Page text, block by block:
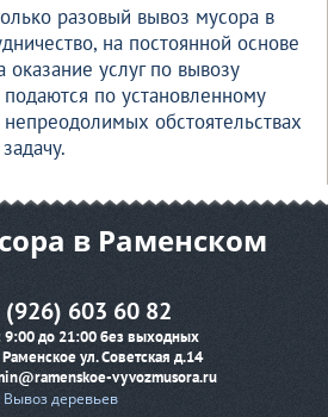
разовый вывоз мусора в
на постоянной основе
услуг по вывозу
по установленному
непреодолимых обстоятельствах
в Раменском
(926) 603 60 82
9:00 до 21:00 без выходных
Раменское ул. Советская д.14
vyvozmusora.ru
Вывоз деревьев